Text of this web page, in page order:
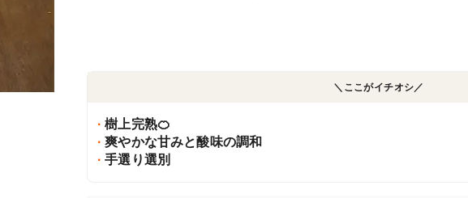
＼ここがイチオシ／
樹上完熟🍊
爽やかな甘みと酸味の調和
手選り選別